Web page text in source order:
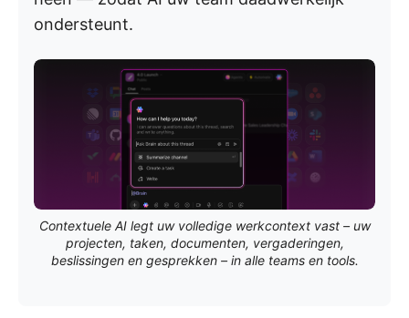
ondersteunt.
Contextuele AI legt uw volledige werkcontext vast – uw
projecten, taken, documenten, vergaderingen,
beslissingen en gesprekken – in alle teams en tools.